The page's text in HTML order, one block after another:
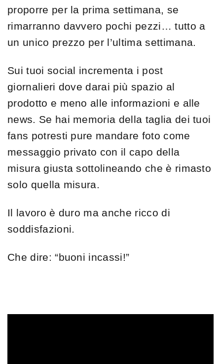
proporre per la prima settimana, se
rimarranno davvero pochi pezzi… tutto a
un unico prezzo per l’ultima settimana.
Sui tuoi social incrementa i post
giornalieri dove darai più spazio al
prodotto e meno alle informazioni e alle
news. Se hai memoria della taglia dei tuoi
fans potresti pure mandare foto come
messaggio privato con il capo della
misura giusta sottolineando che è rimasto
solo quella misura.
Il lavoro è duro ma anche ricco di
soddisfazioni.
Che dire: “buoni incassi!”